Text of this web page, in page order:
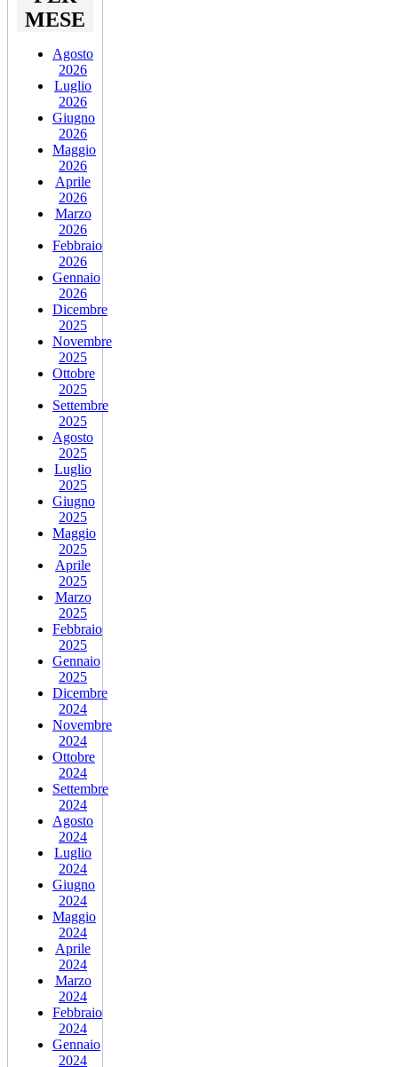
MESE
Agosto
2026
Luglio
2026
Giugno
2026
Maggio
2026
Aprile
2026
Marzo
2026
Febbraio
2026
Gennaio
2026
Dicembre
2025
Novembre
2025
Ottobre
2025
Settembre
2025
Agosto
2025
Luglio
2025
Giugno
2025
Maggio
2025
Aprile
2025
Marzo
2025
Febbraio
2025
Gennaio
2025
Dicembre
2024
Novembre
2024
Ottobre
2024
Settembre
2024
Agosto
2024
Luglio
2024
Giugno
2024
Maggio
2024
Aprile
2024
Marzo
2024
Febbraio
2024
Gennaio
2024